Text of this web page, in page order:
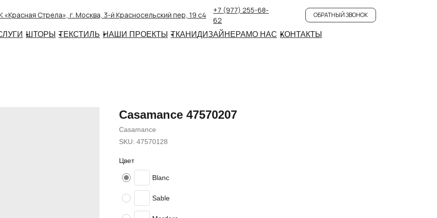
ШТОРЫ ТЕКСТИЛЬ НАШИ ПРОЕКТЫ ТКАНИДИЗАЙНЕРАМО НАС КОНТАКТЫ
+7 (977) 255-68-
62
ОБРАТНЫЙ ЗВОНОК
«Красная Стрела», г. Москва, 3-й Красносельский пер, 19 с4
Casamance 47570207
Casamance
SKU: 47570128
Цвет
Blanc
Sable